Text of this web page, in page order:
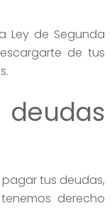
Ley de Segunda
de tus
tus deudas,
derecho